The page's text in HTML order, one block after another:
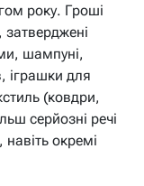
року. Гроші
шампуні,
іграшки для
(ковдри,
серйозні речі
окремі